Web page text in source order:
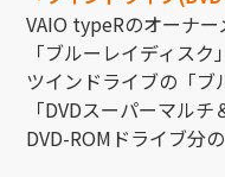
VAIO typeRのオーナー
「ブルーレイディス
ツインドライブの「ブ
「DVDスーパーマルチ
DVD-ROMドライブ分